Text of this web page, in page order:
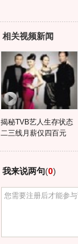
相关视频新闻
揭秘TVB艺人生存状态
二三线月薪仅四百元
我来说两句(0)